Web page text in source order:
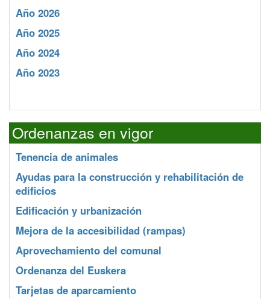
Año 2026
Año 2025
Año 2024
Año 2023
Ordenanzas en vigor
Tenencia de animales
Ayudas para la construcción y rehabilitación de
edificios
Edificación y urbanización
Mejora de la accesibilidad (rampas)
Aprovechamiento del comunal
Ordenanza del Euskera
Tarjetas de aparcamiento